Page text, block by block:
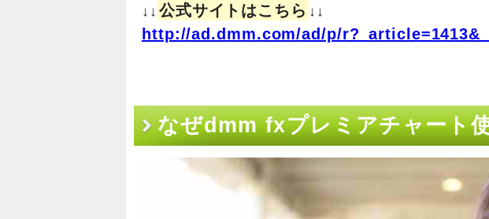
↓↓ 公式サイトはこちら ↓↓
http://ad.dmm.com/ad/p/
なぜdmm fxプレミアチャート